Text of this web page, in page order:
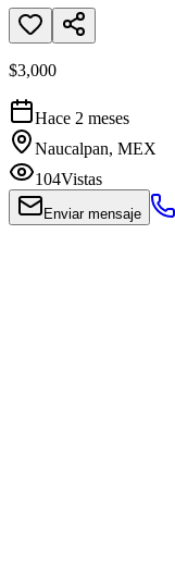
$3,000
Hace 2 meses
Naucalpan, MEX
104Vistas
Enviar mensaje